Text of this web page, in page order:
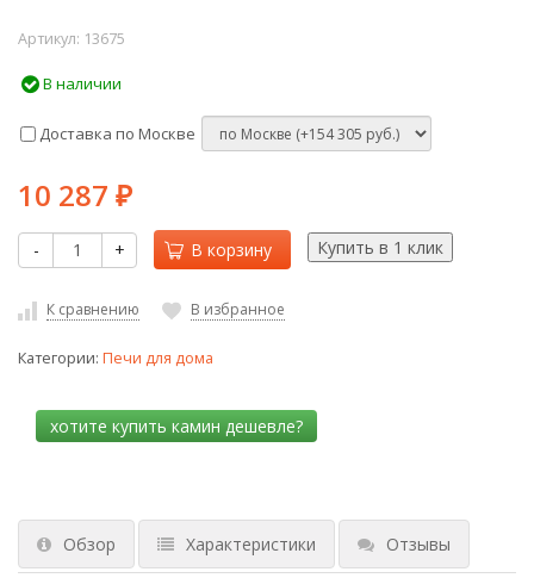
Артикул: 13675
В наличии
Доставка по Москве
10 287 ₽
- + В корзину
К сравнению В избранное
Категории: Печи для дома
Обзор Характеристики Отзывы